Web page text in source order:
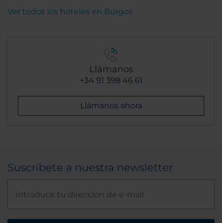
Ver todos los hoteles en Burgos
Llámanos
+34 91 398 46 61
Llámanos ahora
Suscríbete a nuestra newsletter